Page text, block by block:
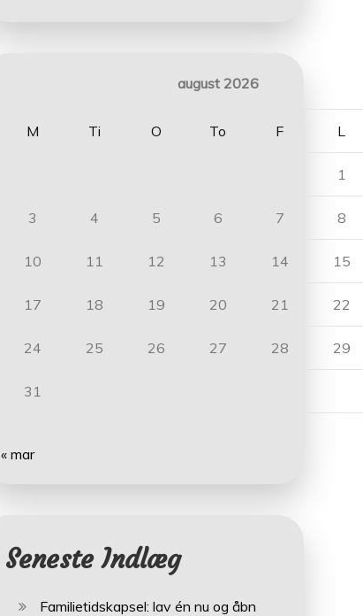
august 2026
M Ti O To F L
1
3 4 5 6 7 8
10 11 12 13 14 15
17 18 19 20 21 22
24 25 26 27 28 29
31
« mar
Seneste Indlæg
Familietidskapsel: lav én nu og åbn